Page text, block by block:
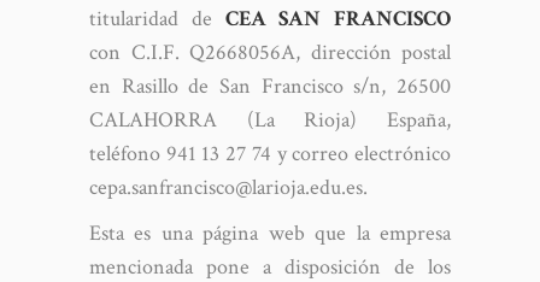
titularidad de CEA SAN FRANCISCO
con C.I.F. Q2668056A, dirección postal
en Rasillo de San Francisco s/n, 26500
CALAHORRA (La Rioja) España,
teléfono 941 13 27 74 y correo electrónico
cepa.sanfrancisco@larioja.edu.es.
Esta es una página web que la empresa
mencionada pone a disposición de los